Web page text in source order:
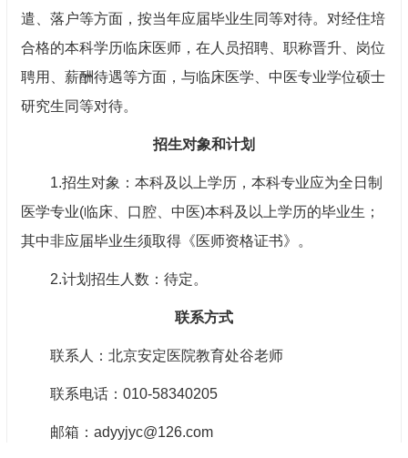
遣、落户等方面，按当年应届毕业生同等对待。对经住培
合格的本科学历临床医师，在人员招聘、职称晋升、岗位
聘用、薪酬待遇等方面，与临床医学、中医专业学位硕士
研究生同等对待。
招生对象和计划
1.招生对象：本科及以上学历，本科专业应为全日制
医学专业(临床、口腔、中医)本科及以上学历的毕业生；
其中非应届毕业生须取得《医师资格证书》。
2.计划招生人数：待定。
联系方式
联系人：北京安定医院教育处谷老师
联系电话：010-58340205
邮箱：adyyjyc@126.com